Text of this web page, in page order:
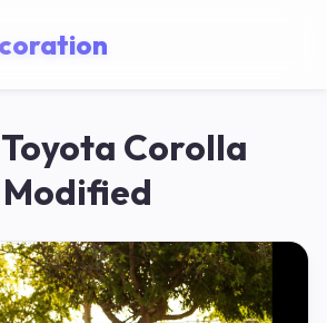
Corolla
Modified